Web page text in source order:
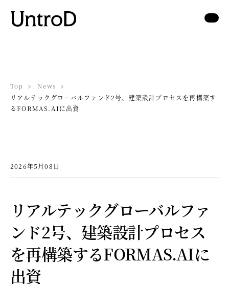
Top
News
リアルテックグローバルファンド2号、建築設計プロセスを再構築す
るFORMAS.AIに出資
2026年5月08日
リアルテックグローバルファ
ンド2号、建築設計プロセス
を再構築するFORMAS.AIに
出資